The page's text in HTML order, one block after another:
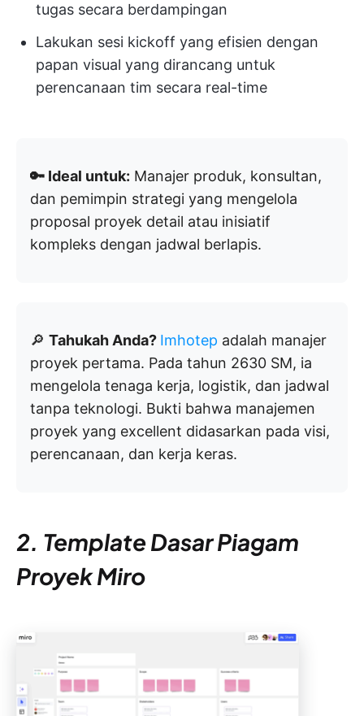
tugas secara berdampingan
Lakukan sesi kickoff yang efisien dengan
papan visual yang dirancang untuk
perencanaan tim secara real-time
🔑 Ideal untuk: Manajer produk, konsultan,
dan pemimpin strategi yang mengelola
proposal proyek detail atau inisiatif
kompleks dengan jadwal berlapis.
🔎 Tahukah Anda? Imhotep adalah manajer
proyek pertama. Pada tahun 2630 SM, ia
mengelola tenaga kerja, logistik, dan jadwal
tanpa teknologi. Bukti bahwa manajemen
proyek yang excellent didasarkan pada visi,
perencanaan, dan kerja keras.
2. Template Dasar Piagam
Proyek Miro